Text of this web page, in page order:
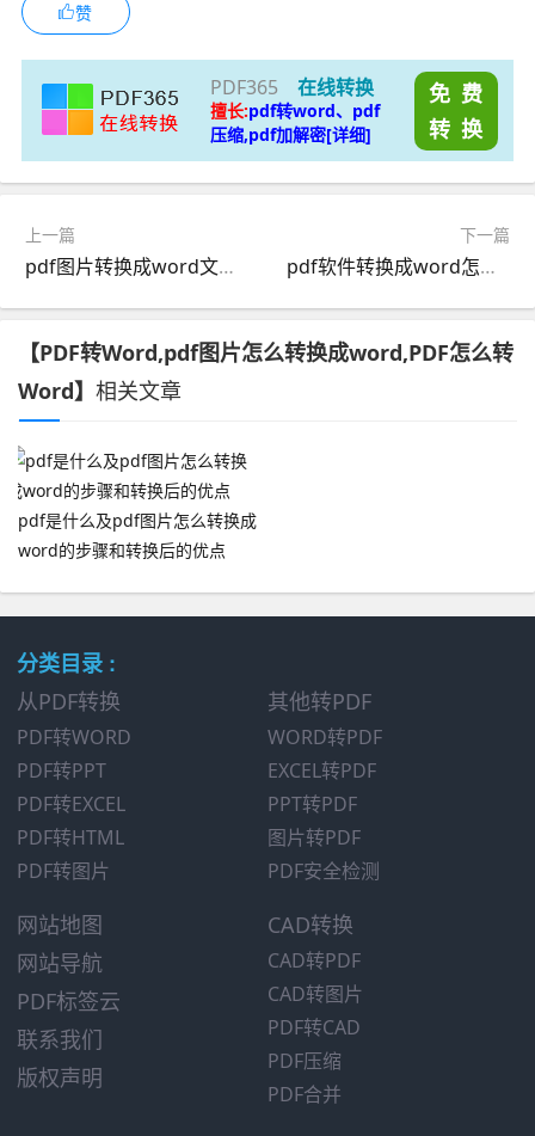
赞
PDF365 在线转换
擅长:pdf转word、pdf
压缩,pdf加解密[详细]
免 费
转 换
上一篇
pdf图片转换成word文档用什么软件比较好？福昕PDF365的功能
下一篇
pdf软件转换成word怎么样？ pdf软件转换成word怎么操作？
【PDF转Word,pdf图片怎么转换成word,PDF怎么转
Word】 相关文章
pdf是什么及pdf图片怎么转换成
word的步骤和转换后的优点
分类目录 :
从PDF转换
PDF转WORD
PDF转PPT
PDF转EXCEL
PDF转HTML
PDF转图片
其他转PDF
WORD转PDF
EXCEL转PDF
PPT转PDF
图片转PDF
PDF安全检测
网站地图
网站导航
PDF标签云
联系我们
版权声明
CAD转换
CAD转PDF
CAD转图片
PDF转CAD
PDF压缩
PDF合并